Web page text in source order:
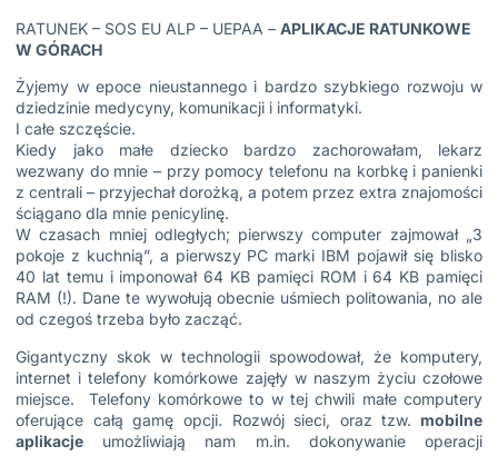
RATUNEK – SOS EU ALP – UEPAA – APLIKACJE RATUNKOWE
W GÓRACH
Żyjemy w epoce nieustannego i bardzo szybkiego rozwoju w
dziedzinie medycyny, komunikacji i informatyki.
I całe szczęście.
Kiedy jako małe dziecko bardzo zachorowałam, lekarz
wezwany do mnie – przy pomocy telefonu na korbkę i panienki
z centrali – przyjechał dorożką, a potem przez extra znajomości
ściągano dla mnie penicylinę.
W czasach mniej odległych; pierwszy computer zajmował „3
pokoje z kuchnią”, a pierwszy PC marki IBM pojawił się blisko
40 lat temu i imponował 64 KB pamięci ROM i 64 KB pamięci
RAM (!). Dane te wywołują obecnie uśmiech politowania, no ale
od czegoś trzeba było zacząć.
Gigantyczny skok w technologii spowodował, że komputery,
internet i telefony komórkowe zajęły w naszym życiu czołowe
miejsce. Telefony komórkowe to w tej chwili małe computery
oferujące całą gamę opcji. Rozwój sieci, oraz tzw. mobilne
aplikacje umożliwiają nam m.in. dokonywanie operacji